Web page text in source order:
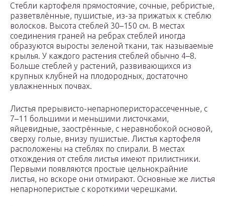
Стебли картофеля прямостоячие, сочные, ребристые,
разветвлённые, пушистые, из-за прижатых к стеблю
волосков. Высота стеблей 30–150 см. В местах
соединения граней на ребрах стеблей иногда
образуются выросты зеленой ткани, так называемые
крылья. У каждого растения стеблей обычно 4–8.
Больше стеблей у растений, развивающихся из
крупных клубней на плодородных, достаточно
увлажненных почвах.
Листья прерывисто-непарноперисторассеченные, с
7–11 большими и меньшими листочками,
яйцевидные, заострённые, с неравнобокой основой,
сверху голые, внизу пушистые. Листья картофеля
расположены на стеблях по спирали. В местах
отхождения от стебля листья имеют прилистники.
Первыми появляются простые цельнокрайние
листья, но вскоре они отмирают. Основные же листья
непарноперистые с короткими черешками.